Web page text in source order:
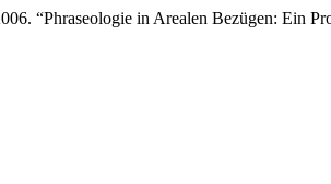
“Phraseologie in Arealen Bezügen: Ein